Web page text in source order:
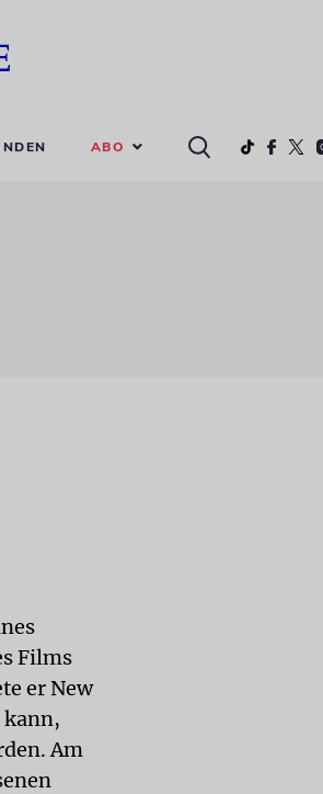
ABO
Films
er New
kann,
Am